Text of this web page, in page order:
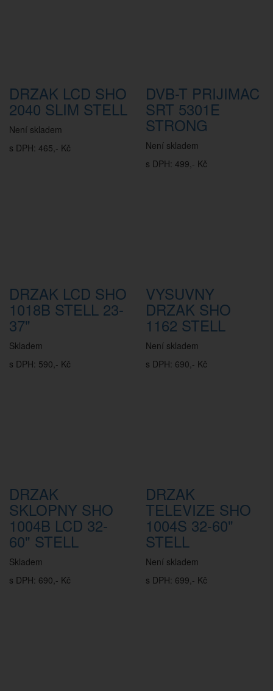
DRZAK LCD SHO
2040 SLIM STELL
Není skladem
s DPH: 465,- Kč
DVB-T PRIJIMAC
SRT 5301E
STRONG
Není skladem
s DPH: 499,- Kč
DRZAK LCD SHO
1018B STELL 23-
37"
Skladem
s DPH: 590,- Kč
VYSUVNY
DRZAK SHO
1162 STELL
Není skladem
s DPH: 690,- Kč
DRZAK
SKLOPNY SHO
1004B LCD 32-
60" STELL
Skladem
s DPH: 690,- Kč
DRZAK
TELEVIZE SHO
1004S 32-60"
STELL
Není skladem
s DPH: 699,- Kč